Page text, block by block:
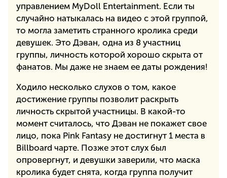
управлением MyDoll Entertainment. Если ты
случайно натыкалась на видео с этой группой,
то могла заметить странного кролика среди
девушек. Это Дэван, одна из 8 участниц
группы, личность которой хорошо скрыта от
фанатов. Мы даже не знаем ее даты рождения!
Ходило несколько слухов о том, какое
достижение группы позволит раскрыть
личность скрытой участницы. В какой-то
момент считалось, что Дэван не покажет свое
лицо, пока Pink Fantasy не достигнут 1 места в
Billboard чарте. Позже этот слух был
опровергнут, и девушки заверили, что маска
кролика будет снята, когда группа получит